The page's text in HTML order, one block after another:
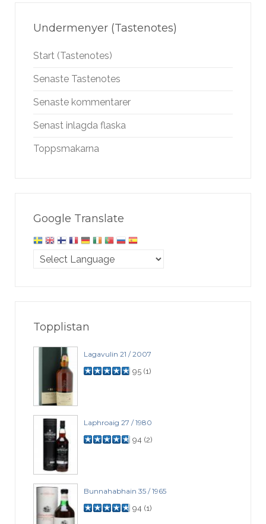
Undermenyer (Tastenotes)
Start (Tastenotes)
Senaste Tastenotes
Senaste kommentarer
Senast inlagda flaska
Toppsmakarna
Google Translate
Topplistan
Lagavulin 21 / 2007
95 (1)
Laphroaig 27 / 1980
94 (2)
Bunnahabhain 35 / 1965
94 (1)